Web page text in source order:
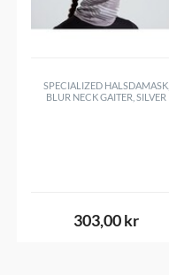
SPECIALIZED HALSDAMASK,
BLUR NECK GAITER, SILVER
303,00 kr